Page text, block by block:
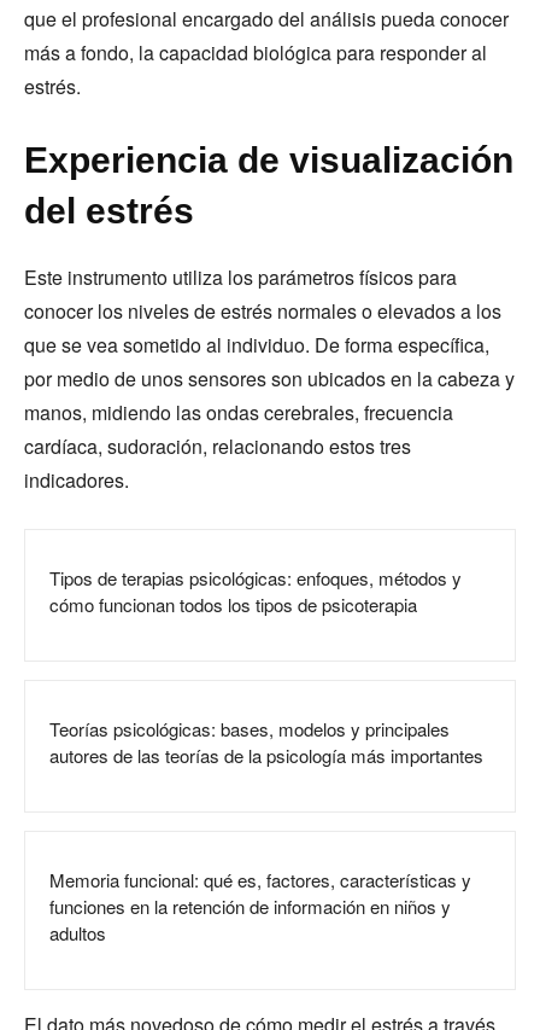
que el profesional encargado del análisis pueda conocer
más a fondo, la capacidad biológica para responder al
estrés.
Experiencia de visualización
del estrés
Este instrumento utiliza los parámetros físicos para
conocer los niveles de estrés normales o elevados a los
que se vea sometido al individuo. De forma específica,
por medio de unos sensores son ubicados en la cabeza y
manos, midiendo las ondas cerebrales, frecuencia
cardíaca, sudoración, relacionando estos tres
indicadores.
Tipos de terapias psicológicas: enfoques, métodos y
cómo funcionan todos los tipos de psicoterapia
Teorías psicológicas: bases, modelos y principales
autores de las teorías de la psicología más importantes
Memoria funcional: qué es, factores, características y
funciones en la retención de información en niños y
adultos